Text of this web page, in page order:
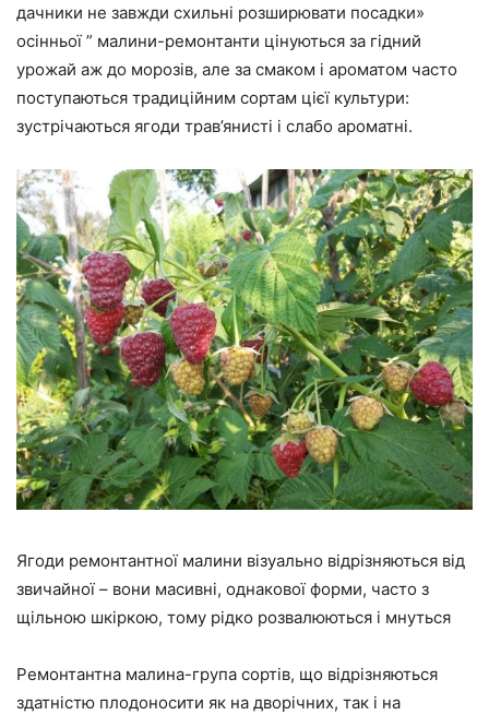
дачники не завжди схильні розширювати посадки»
осінньої ” малини-ремонтанти цінуються за гідний
урожай аж до морозів, але за смаком і ароматом часто
поступаються традиційним сортам цієї культури:
зустрічаються ягоди трав’янисті і слабо ароматні.
Ягоди ремонтантної малини візуально відрізняються від
звичайної – вони масивні, однакової форми, часто з
щільною шкіркою, тому рідко розвалюються і мнуться
Ремонтантна малина-група сортів, що відрізняються
здатністю плодоносити як на дворічних, так і на